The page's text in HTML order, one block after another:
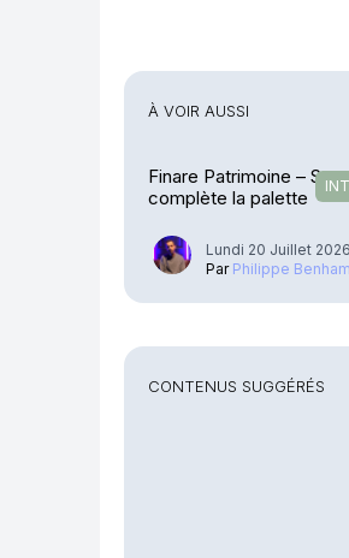
À VOIR AUSSI
Finare Patrimoine –
complète la palette
Lundi 20 Juillet 2026
Par Philippe
CONTENUS SUGGÉRÉS